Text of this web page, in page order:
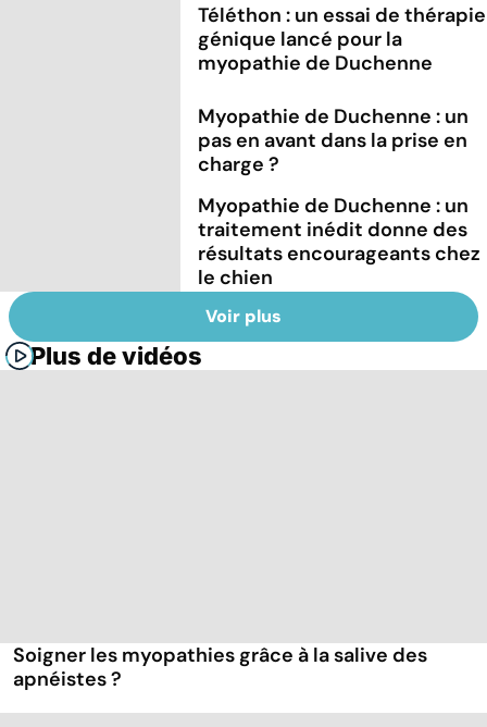
Téléthon : un essai de thérapie
génique lancé pour la
myopathie de Duchenne
Myopathie de Duchenne : un
pas en avant dans la prise en
charge ?
Myopathie de Duchenne : un
traitement inédit donne des
résultats encourageants chez
le chien
Voir plus
Plus de vidéos
Soigner les myopathies grâce à la salive des
apnéistes ?